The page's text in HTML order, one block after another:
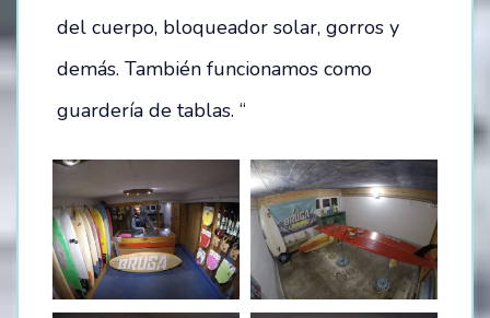
del cuerpo, bloqueador solar, gorros y
demás. También funcionamos como
guardería de tablas. “